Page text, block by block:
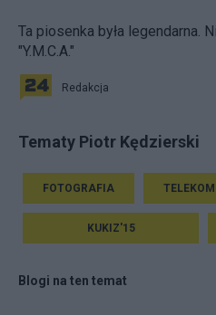
Ta piosenka była legendarna.
"Y.M.C.A."
Redakcja
Tematy Piotr Kędzierski
FOTOGRAFIA
KUKIZ'15
Blogi na ten temat